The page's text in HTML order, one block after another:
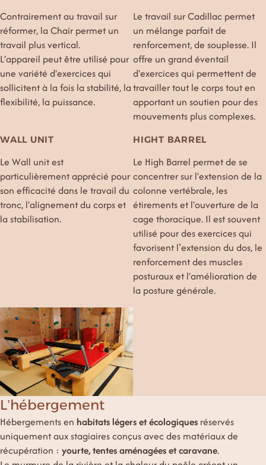
Contrairement au travail sur
réformer, la Chair permet un
travail plus vertical.
L'appareil peut être utilisé pour
une variété d'exercices qui
sollicitent à la fois la stabilité, la
flexibilité, la puissance.
Le travail sur Cadillac permet
un mélange parfait de
renforcement, de souplesse. Il
offre un grand éventail
d'exercices qui permettent de
travailler tout le corps tout en
apportant un soutien pour des
mouvements plus complexes.
WALL UNIT
Le Wall unit est
particulièrement apprécié pour
son efficacité dans le travail du
tronc, l'alignement du corps et
la stabilisation.
HIGHT BARREL
Le High Barrel permet de se
concentrer sur l'extension de la
colonne vertébrale, les
étirements et l'ouverture de la
cage thoracique. Il est souvent
utilisé pour des exercices qui
favorisent l’extension du dos, le
renforcement des muscles
posturaux et l'amélioration de
la posture générale.
L’hébergement
Hébergements en habitats légers et écologiques réservés
uniquement aux stagiaires conçus avec des matériaux de
récupération : yourte, tentes aménagées et caravane.